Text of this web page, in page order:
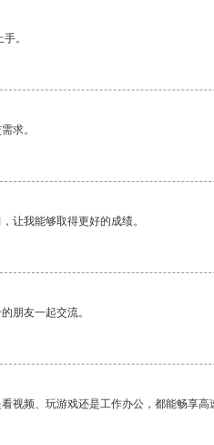
。
求。
让我能够取得更好的成绩。
朋友一起交流。
视频、玩游戏还是工作办公，都能畅享高